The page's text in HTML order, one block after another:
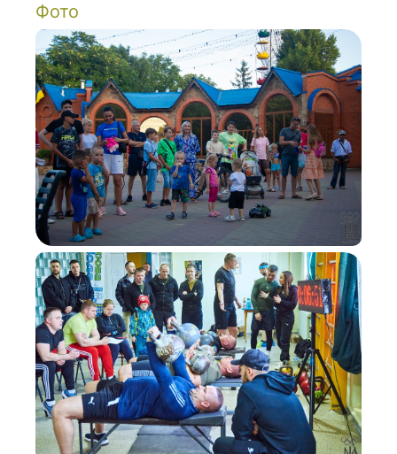
Фото